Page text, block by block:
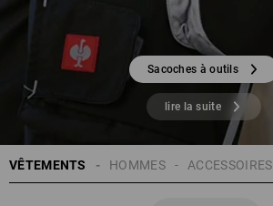
Sacoches à outils
lire la suite
VÊTEMENTS ACCESSOIRES
HOMMES